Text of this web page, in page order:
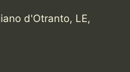
d'Otranto, LE,